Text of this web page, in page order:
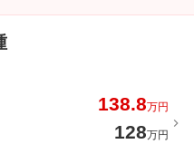
138.8万円
128万円